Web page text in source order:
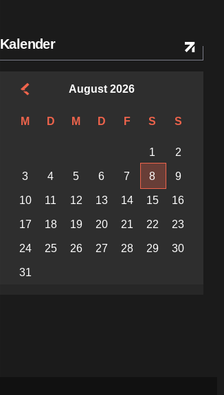
Kalender
August 2026
M D M D F S S
1 2
3 4 5 6 7 8 9
10 11 12 13 14 15 16
17 18 19 20 21 22 23
24 25 26 27 28 29 30
31